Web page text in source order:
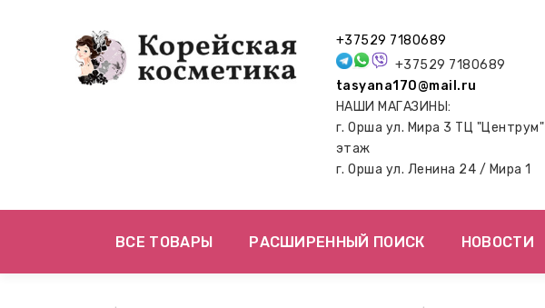
+37529 7180689
+37529 7180689
tasyana170@mail.ru
НАШИ МАГАЗИНЫ:
г. Орша ул. Мира 3 ТЦ "Центрум"
этаж
г. Орша ул. Ленина 24 / Мира 1
ВСЕ ТОВАРЫ РАСШИРЕННЫЙ ПОИСК НОВОСТИ